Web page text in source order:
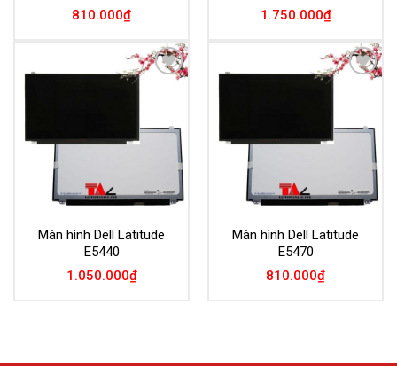
810.000₫
1.750.000₫
Màn hình Dell Latitude
E5440
1.050.000₫
Màn hình Dell Latitude
E5470
810.000₫